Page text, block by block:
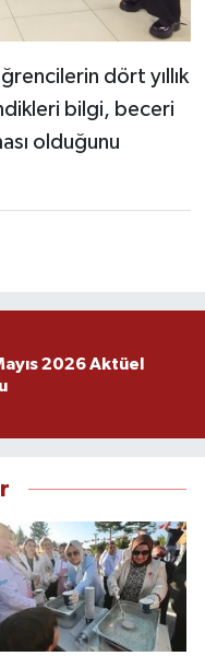
dört yıllık
bilgi, beceri
olduğunu
2026 Aktüel